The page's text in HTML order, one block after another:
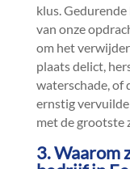
klus.​
van onze
om het
plaats delict,
waterschade, of
ernstig
met de grootste
3.​ Waarom